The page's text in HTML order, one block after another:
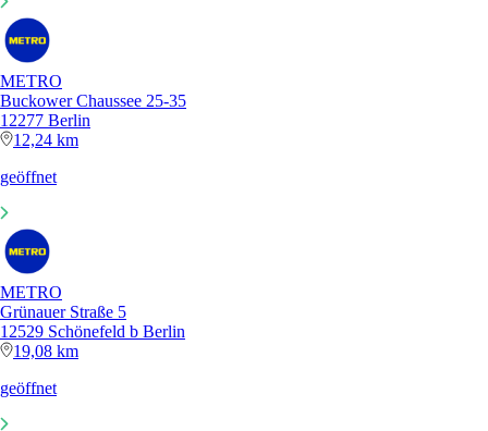
METRO
Buckower Chaussee 25-35
12277 Berlin
12,24 km
geöffnet
METRO
Grünauer Straße 5
12529 Schönefeld b Berlin
19,08 km
geöffnet